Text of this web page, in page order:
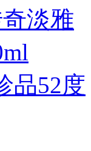
淡雅
品52度